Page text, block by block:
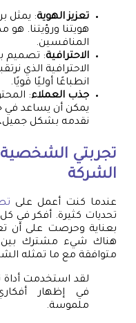
تعزيز الهوية: يمثل
هويتنا ورؤيتنا.
المنافسين.
الاحترافية: تصميم
الاحترافية الذي
انطباعًا أوليًا قويًا.
جذب العملاء:
يمكن أن يساعد في
نقدمه بشكل جميل،
تجربتي
الشركة
عندما كنت أعمل على
تحديات كثيرة. أفكر في كل
بعناية وحرصت على أن
هناك شيء مشترك بين
متوافقة مع ما تمثله
لقد استخدمت أداة
في إظهار
ملموسة.